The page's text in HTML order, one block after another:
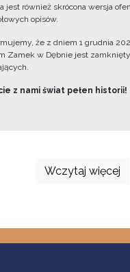
jest również skrócona wersja
opisów.
że z dniem 1 grudnia
Zamek w Dębnie jest
z nami świat pełen historii!
Wczytaj więcej